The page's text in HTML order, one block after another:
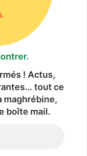
! Actus,
tout ce
maghrébine,
boîte mail.